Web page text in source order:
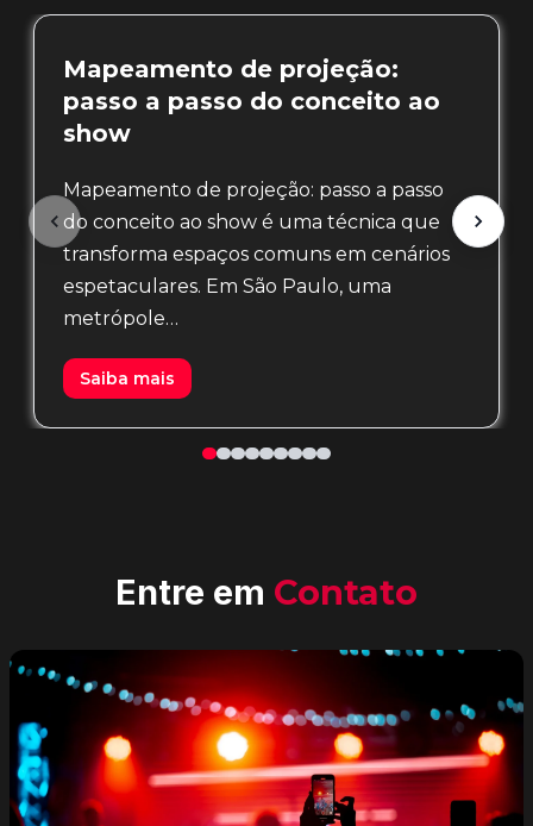
Mapeamento de projeção:
passo a passo do conceito ao
show
Mapeamento de projeção: passo a passo
do conceito ao show é uma técnica que
transforma espaços comuns em cenários
espetaculares. Em São Paulo, uma
metrópole…
Saiba mais
Entre em Contato